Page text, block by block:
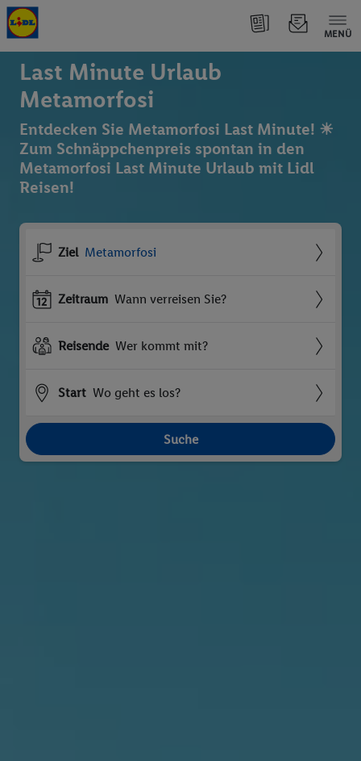
MENÜ
Last Minute Urlaub
Metamorfosi
Entdecken Sie Metamorfosi Last Minute! ☀
Zum Schnäppchenpreis spontan in den
Metamorfosi Last Minute Urlaub mit Lidl
Reisen!
Ziel Metamorfosi
Zeitraum Wann verreisen Sie?
Reisende Wer kommt mit?
Start Wo geht es los?
Suche